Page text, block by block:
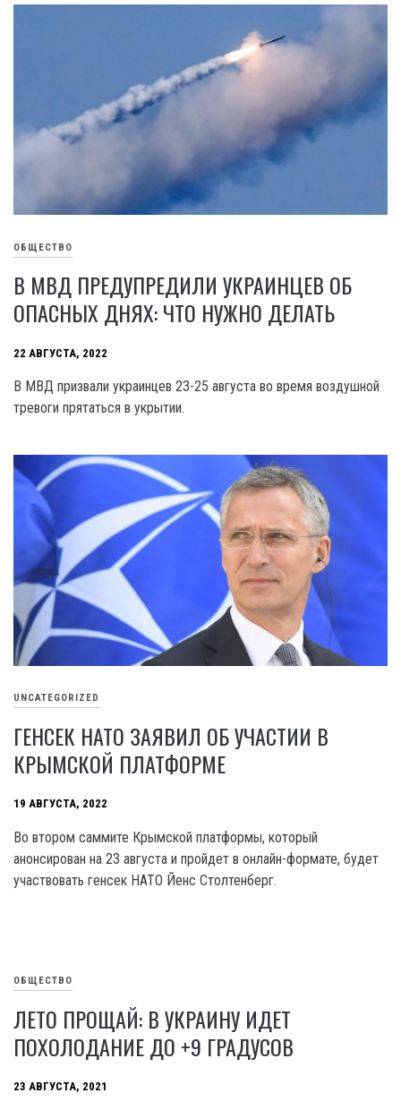
ОБЩЕСТВО
В МВД ПРЕДУПРЕДИЛИ УКРАИНЦЕВ ОБ
ОПАСНЫХ ДНЯХ: ЧТО НУЖНО ДЕЛАТЬ
22 АВГУСТА, 2022
В МВД призвали украинцев 23-25 августа во время воздушной
тревоги прятаться в укрытии.
UNCATEGORIZED
ГЕНСЕК НАТО ЗАЯВИЛ ОБ УЧАСТИИ В
КРЫМСКОЙ ПЛАТФОРМЕ
19 АВГУСТА, 2022
Во втором саммите Крымской платформы, который
анонсирован на 23 августа и пройдет в онлайн-формате, будет
участвовать генсек НАТО Йенс Столтенберг.
ОБЩЕСТВО
ЛЕТО ПРОЩАЙ: В УКРАИНУ ИДЕТ
ПОХОЛОДАНИЕ ДО +9 ГРАДУСОВ
23 АВГУСТА, 2021